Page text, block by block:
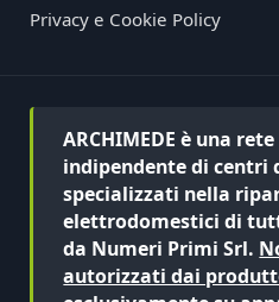
Privacy e Cookie Policy
ARCHIMEDE è una
indipendente di centri
specializzati nella
elettrodomestici di
da Numeri Primi Srl.
autorizzati dai